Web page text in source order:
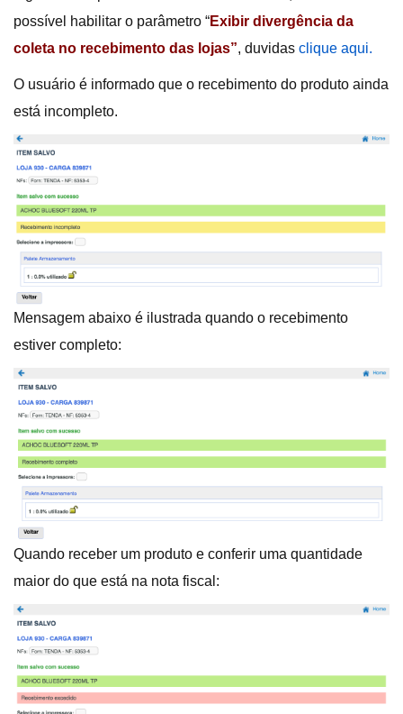
possível habilitar o parâmetro “Exibir divergência da
coleta no recebimento das lojas”, duvidas clique aqui.
O usuário é informado que o recebimento do produto ainda
está incompleto.
Mensagem abaixo é ilustrada quando o recebimento
estiver completo:
Quando receber um produto e conferir uma quantidade
maior do que está na nota fiscal: